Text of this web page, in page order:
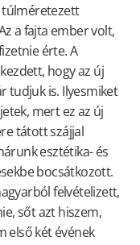
a fajta ember volt,
érte. A
hogy az új
tudjuk is. Ilyesmiket
mert ez az új
tátott szájjal
esztétika- és
bocsátkozott.
felvételizett,
sőt azt hiszem,
első két évének